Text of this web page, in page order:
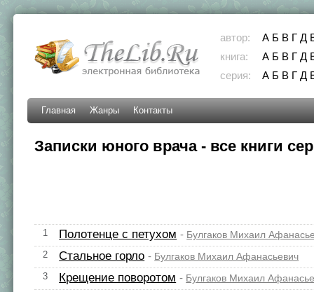
автор: А Б В Г Д
книга:
А Б В Г Д
серия:
А Б В Г Д
Главная Жанры Контакты
Записки юного врача - все книги
1 Полотенце с петухом - Булгаков Михаил
2
Стальное горло - Булгаков Михаил Афанасьевич
3
Крещение поворотом - Булгаков Михаил